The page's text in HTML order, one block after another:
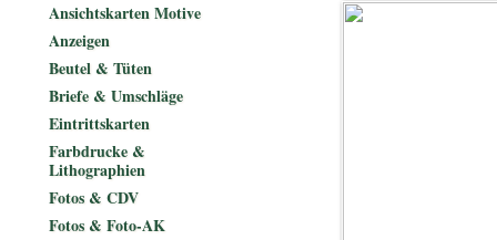
Ansichtskarten Motive
Anzeigen
Beutel & Tüten
Briefe & Umschläge
Eintrittskarten
Farbdrucke &
Lithographien
Fotos & CDV
Fotos & Foto-AK